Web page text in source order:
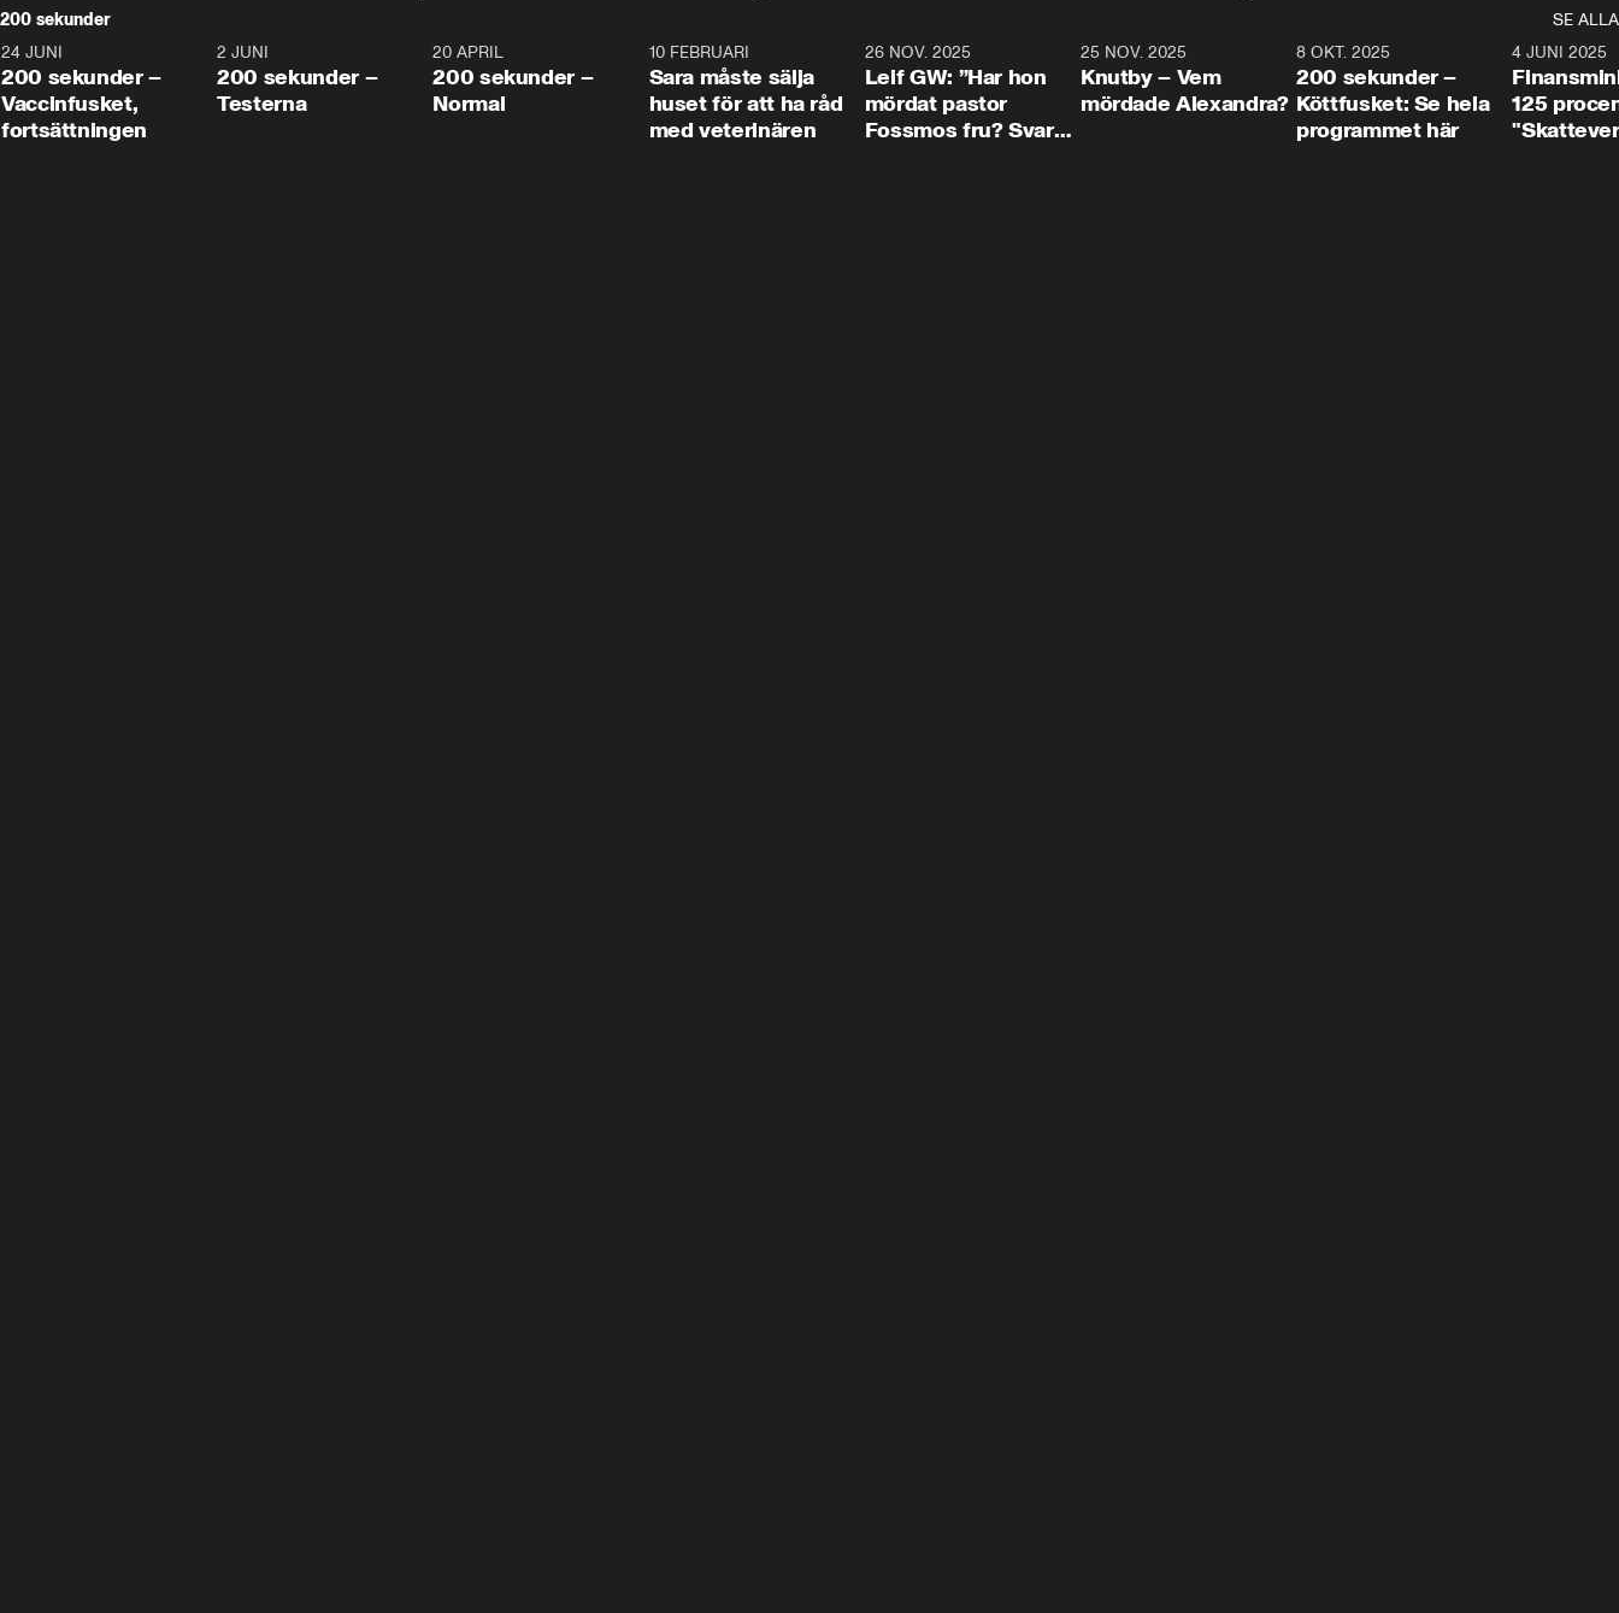
200 sekunder
SE ALLA
5:00
24 JUNI
200 sekunder –
Vaccinfusket,
fortsättningen
4:23
2 JUNI
200 sekunder –
Testerna
20 APRIL
200 sekunder –
Normal
10 FEBRUARI
Sara måste sälja
huset för att ha råd
med veterinären
26 NOV. 2025
Leif GW: ”Har hon
mördat pastor
Fossmos fru? Svar
31:05
25 NOV. 2025
Knutby – Vem
mördade Alexandra?
4:29
8 OKT. 2025
200 sekunder –
Köttfusket: Se hela
programmet här
4 JUNI 2025
125